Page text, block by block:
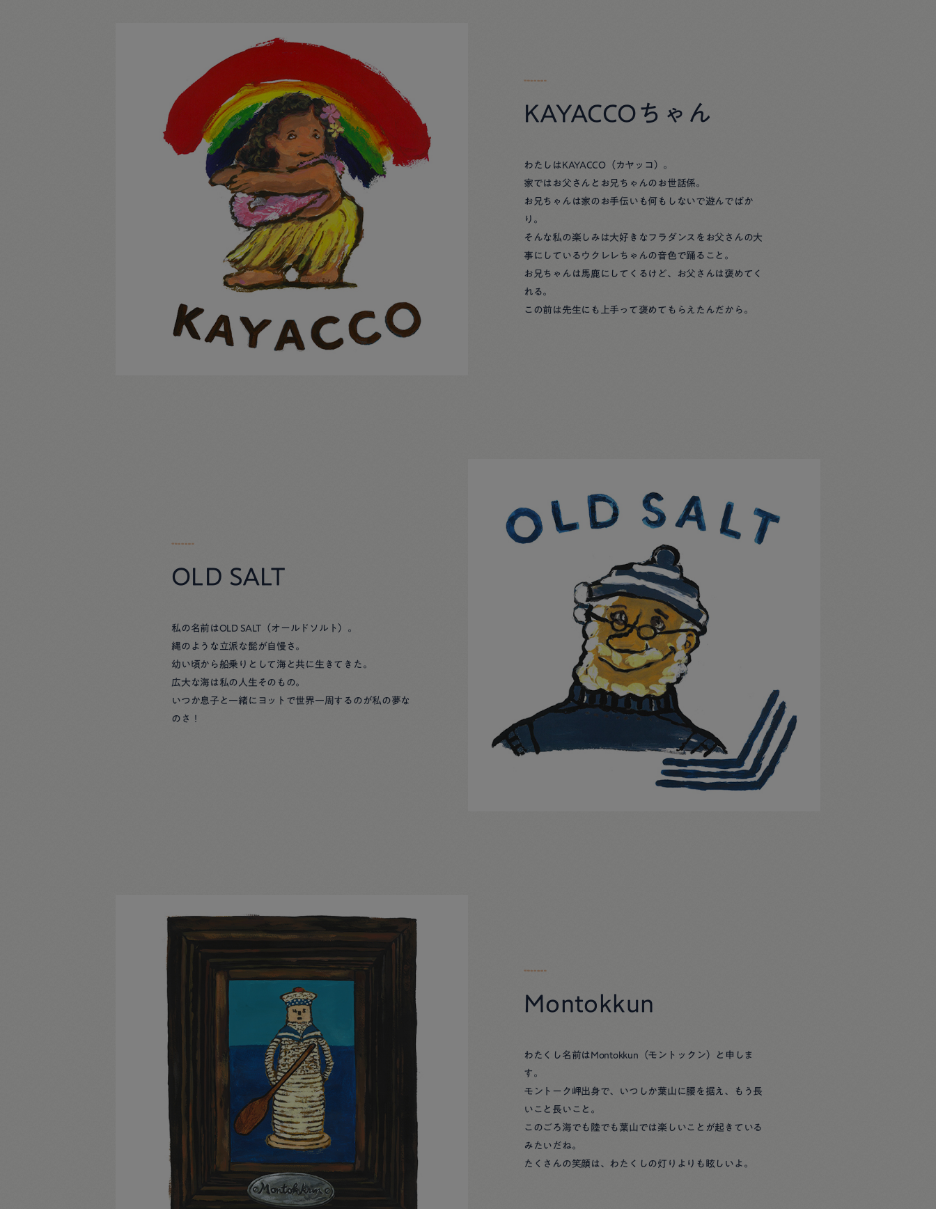
KAYACCOちゃん
わたしはKAYACCO（カヤッコ）。
家ではお父さんとお兄ちゃんのお世話係。
お兄ちゃんは家のお手伝いも何もしないで遊んでばか
り。
そんな私の楽しみは大好きなフラダンスをお父さんの大
事にしているウクレレちゃんの音色で踊ること。
お兄ちゃんは馬鹿にしてくるけど、お父さんは褒めてく
れる。
この前は先生にも上手って褒めてもらえたんだから。
OLD SALT
私の名前はOLD SALT（オールドソルト）。
縄のような立派な髭が自慢さ。
幼い頃から船乗りとして海と共に生きてきた。
広大な海は私の人生そのもの。
いつか息子と一緒にヨットで世界一周するのが私の夢な
のさ！
Montokkun
わたくし名前はMontokkun（モントックン）と申しま
す。
モントーク岬出身で、いつしか葉山に腰を据え、もう長
いこと長いこと。
このごろ海でも陸でも葉山では楽しいことが起きている
みたいだね。
たくさんの笑顔は、わたくしの灯りよりも眩しいよ。